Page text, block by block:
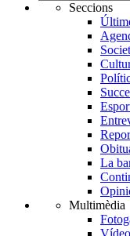
Seccions
La
Multimèdia